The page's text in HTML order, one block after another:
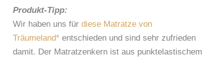
Produkt-Tipp:
Wir haben uns fürdiese Matratze von
Träumeland* entschieden und sind sehr zufrieden
damit. Der Matratzenkern ist aus punktelastischem